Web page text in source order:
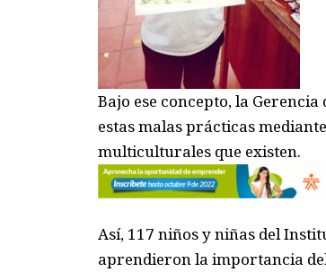
Bajo ese concepto,la Gerencia
estas malasprácticas
multiculturales que existen.
Así, 117 niños y niñas del
aprendieron la importancia